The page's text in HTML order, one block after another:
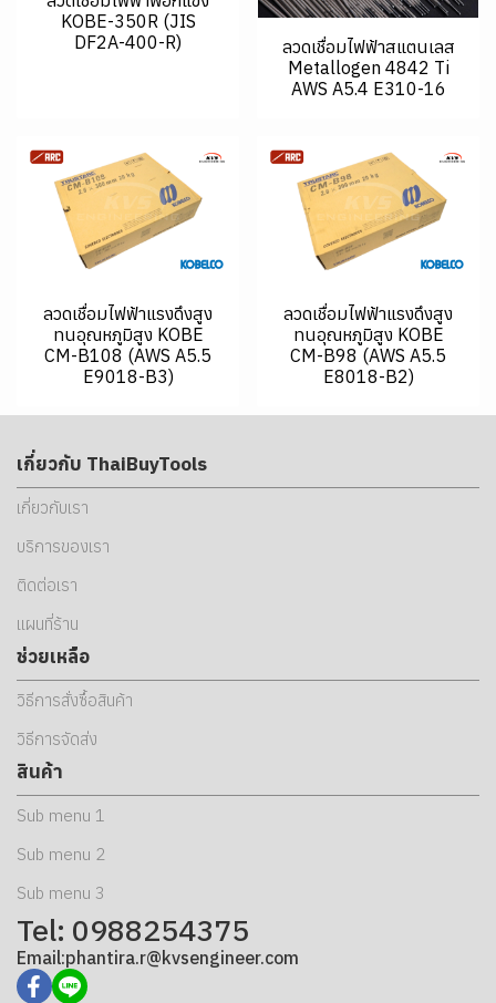
KOBE-350R (JIS
DF2A-400-R)
ลวดเชื่อมไฟฟ้าสแตนเลส
Metallogen 4842 Ti
AWS A5.4 E310-16
ลวดเชื่อมไฟฟ้าแรงดึงสูง
ทนอุณหภูมิสูง KOBE
CM-B108 (AWS A5.5
E9018-B3)
ลวดเชื่อมไฟฟ้าแรงดึงสูง
ทนอุณหภูมิสูง KOBE
CM-B98 (AWS A5.5
E8018-B2)
เกี่ยวกับ ThaiBuyTools
เกี่ยวกับเรา
บริการของเรา
ติดต่อเรา
แผนที่ร้าน
ช่วยเหลือ
วิธีการสั่งซื้อสินค้า
วิธีการจัดส่ง
สินค้า
Sub menu 1
Sub menu 2
Sub menu 3
Tel: 0988254375
Email:phantira.r@kvsengineer.com